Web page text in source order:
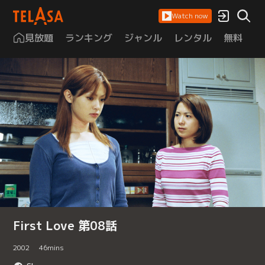
Watch now
見放題 ランキング ジャンル レンタル 無料
First Love 第08話
2002 46mins